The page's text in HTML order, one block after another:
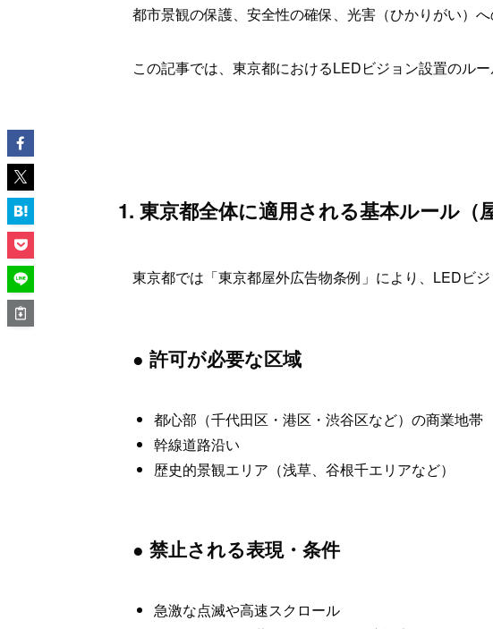
都市景観の保護、安全性の確保、光害（ひかりがい）へ
この記事では、東京都におけるLEDビジョン設置のルー
1. 東京都全体に適用される基本ルール（
東京都では「東京都屋外広告物条例」により、LEDビ
● 許可が必要な区域
都心部（千代田区・港区・渋谷区など）の商業地帯
幹線道路沿い
歴史的景観エリア（浅草、谷根千エリアなど）
● 禁止される表現・条件
急激な点滅や高速スクロール